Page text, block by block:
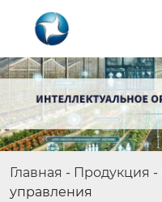
Главная - Продукция -
управления